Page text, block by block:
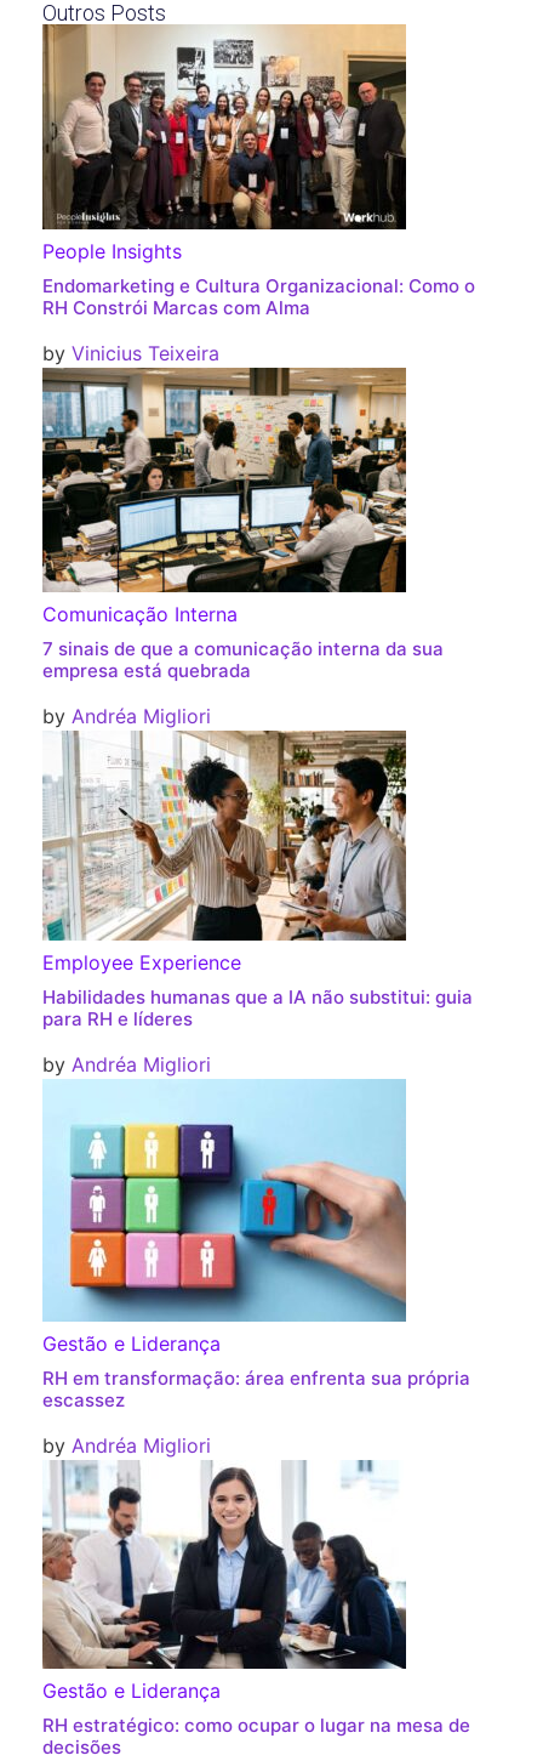
Outros Posts
People Insights
Endomarketing e Cultura Organizacional: Como o
RH Constrói Marcas com Alma
by Vinicius Teixeira
Comunicação Interna
7 sinais de que a comunicação interna da sua
empresa está quebrada
by Andréa Migliori
Employee Experience
Habilidades humanas que a IA não substitui: guia
para RH e líderes
by Andréa Migliori
Gestão e Liderança
RH em transformação: área enfrenta sua própria
escassez
by Andréa Migliori
Gestão e Liderança
RH estratégico: como ocupar o lugar na mesa de
decisões